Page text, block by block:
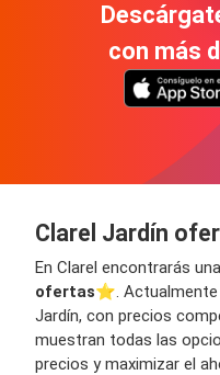
con más
Clarel Jardín
En Clarel encontrarás
ofertas⭐️.
Jardín, con precios
muestran todas las
precios y maximizar el